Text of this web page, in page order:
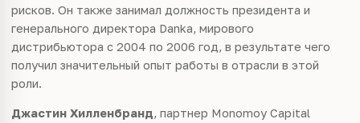
рисков. Он также занимал должность президента и
генерального директора Danka, мирового
дистрибьютора с 2004 по 2006 год, в результате чего
получил значительный опыт работы в отрасли в этой
роли.
Джастин Хилленбранд, партнер Monomoy Capital